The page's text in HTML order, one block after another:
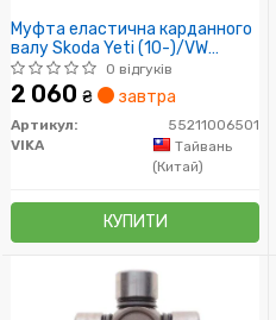
Муфта еластична карданного
валу Skoda Yeti (10-)/VW
Passat (09-), Tiguan (12-)/Audi
Q3 (12-)/Seat Altea (07-)
(55211006501) VIKA
0 відгуків
2 060 ₴ завтра
Артикул:
55211006501
VIKA
Тайвань
(Китай)
КУПИТИ